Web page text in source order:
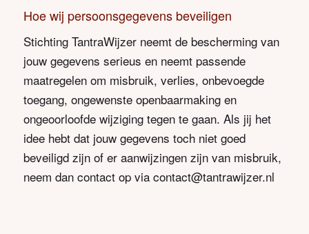
Hoe wij persoonsgegevens beveiligen
Stichting TantraWijzer neemt de bescherming van
jouw gegevens serieus en neemt passende
maatregelen om misbruik, verlies, onbevoegde
toegang, ongewenste openbaarmaking en
ongeoorloofde wijziging tegen te gaan. Als jij het
idee hebt dat jouw gegevens toch niet goed
beveiligd zijn of er aanwijzingen zijn van misbruik,
neem dan contact op via contact@tantrawijzer.nl